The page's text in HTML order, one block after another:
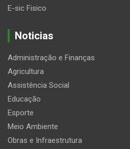
E-sic Fisico
Noticias
Administração e Finanças
Agricultura
Assistência Social
Educação
Esporte
Meio Ambiente
Obras e Infraestrutura